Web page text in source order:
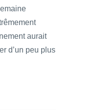
aurait
d’un peu plus